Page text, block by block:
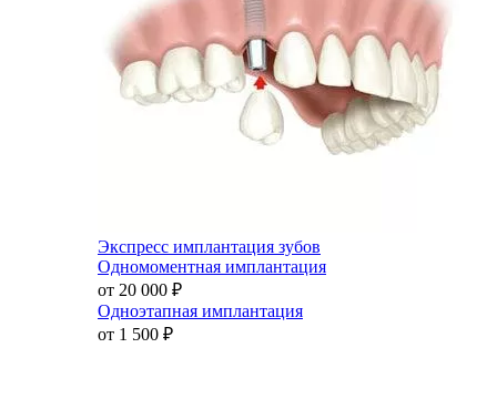
Экспресс имплантация зубов
Одномоментная имплантация
от 20 000 ₽
Одноэтапная имплантация
от 1 500 ₽